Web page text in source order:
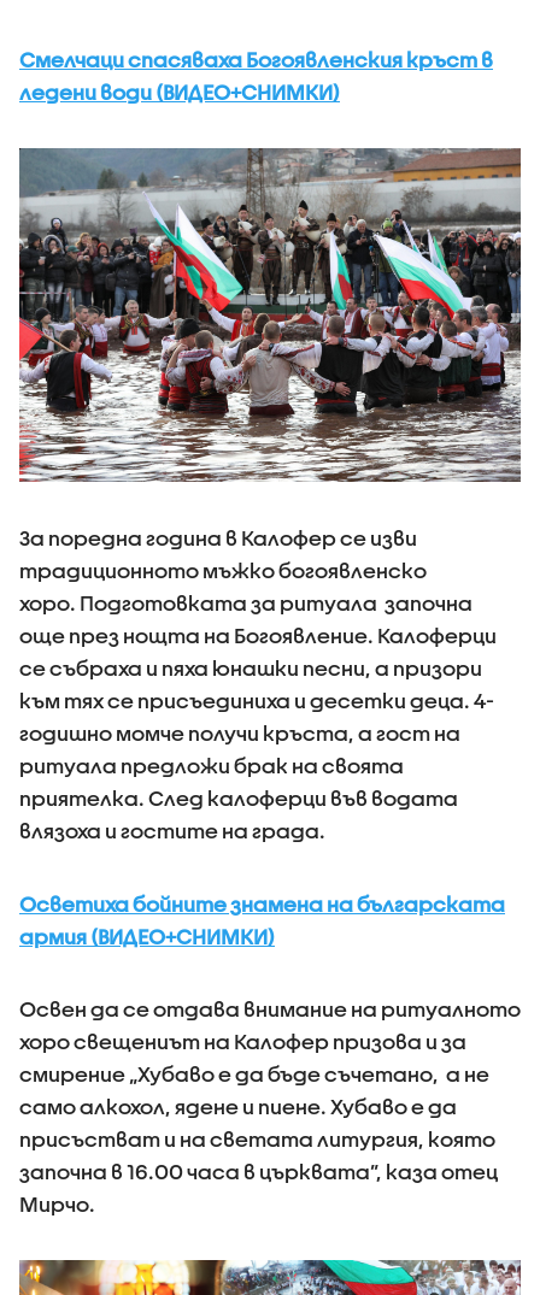
Смелчаци спасяваха Богоявленския кръст в
ледени води (ВИДЕО+СНИМКИ)
За поредна година в Калофер се изви
традиционното мъжко богоявленско
хоро. Подготовката за ритуала започна
още през нощта на Богоявление. Калоферци
се събраха и пяха юнашки песни, а призори
към тях се присъединиха и десетки деца. 4-
годишно момче получи кръста, а гост на
ритуала предложи брак на своята
приятелка. След калоферци във водата
влязоха и гостите на града.
Осветиха бойните знамена на българската
армия (ВИДЕО+СНИМКИ)
Освен да се отдава внимание на ритуалното
хоро свещениът на Калофер призова и за
смирение „Хубаво е да бъде съчетано, а не
само алкохол, ядене и пиене. Хубаво е да
присъстват и на светата литургия, която
започна в 16.00 часа в църквата”, каза отец
Мирчо.